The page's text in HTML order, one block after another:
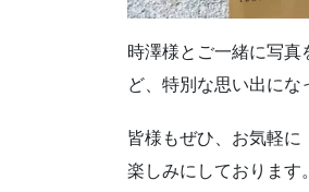
時澤様とご一緒に写真
ど、特別な思い出にな
皆様もぜひ、お気軽に
楽しみにしております。